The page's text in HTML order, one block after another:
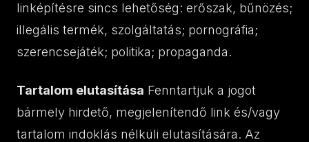
linképítésre sincs lehetőség: erőszak, bűnözés;
illegális termék, szolgáltatás; pornográfia;
szerencsejáték; politika; propaganda.
Tartalom elutasítása Fenntartjuk a jogot
bármely hirdető, megjelenítendő link és/vagy
tartalom indoklás nélküli elutasítására. Az